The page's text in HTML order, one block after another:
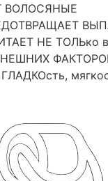
ВОЛОСЯНЫЕ
НЕ ТОЛЬко